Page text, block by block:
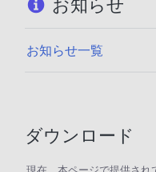
お知らせ
お知らせ一覧
ダウンロード